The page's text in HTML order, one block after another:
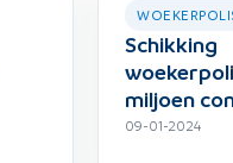
Schikking
miljoen
09-01-2024